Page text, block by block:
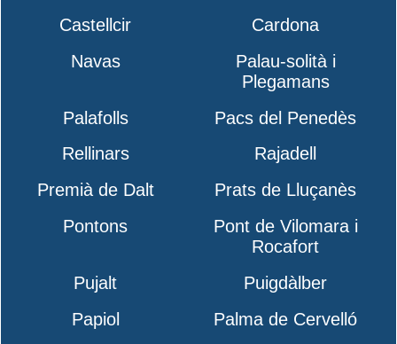
Castellcir
Cardona
Navas
Palau-solità i
Plegamans
Palafolls
Pacs del Penedès
Rellinars
Rajadell
Premià de Dalt
Prats de Lluçanès
Pontons
Pont de Vilomara i
Rocafort
Pujalt
Puigdàlber
Papiol
Palma de Cervelló